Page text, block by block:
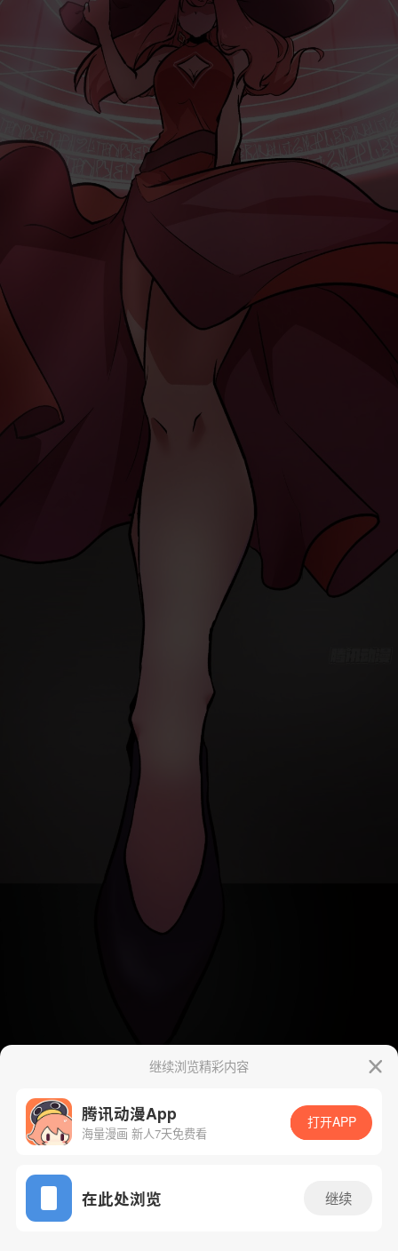
App免费看
继续浏览精彩内容
腾讯动漫App
海量漫画 新人7天免费看
打开APP
在此处浏览 继续